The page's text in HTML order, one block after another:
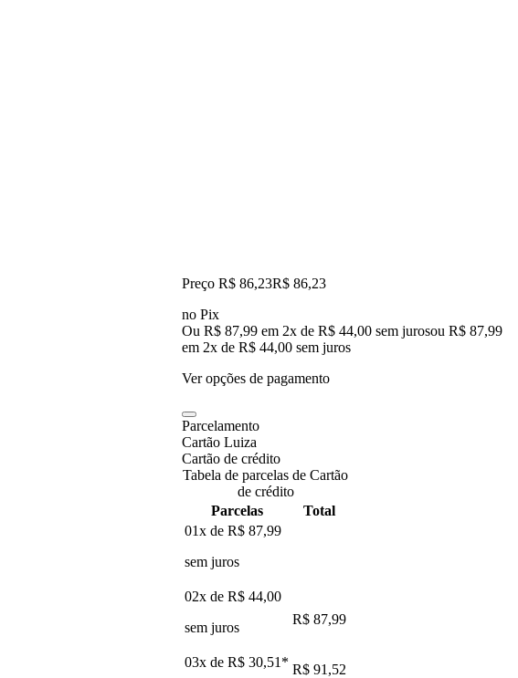
Preço R$ 86,23R$ 86,23
no Pix
Ou R$ 87,99 em 2x de R$ 44,00 sem jurosou R$ 87,99
em 2x de R$ 44,00 sem juros
Ver opções de pagamento
Parcelamento
Cartão Luiza
Cartão de crédito
Tabela de parcelas de Cartão
de crédito
Parcelas
Total
01x de R$ 87,99
sem juros
02x de R$ 44,00
sem juros
R$ 87,99
03x de R$ 30,51 * R$ 91,52